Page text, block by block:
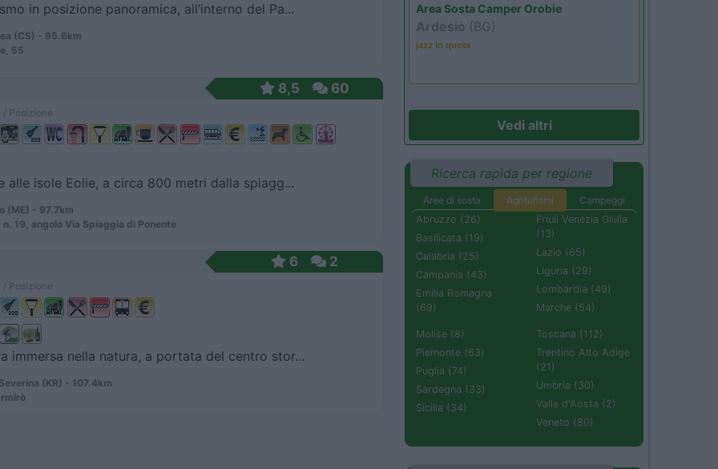
in posizione panoramica, all’interno del Pa...
(CS) - 95.6km
55
8,5 60
alle isole Eolie, a circa 800 metri dalla spiagg...
(ME) - 97.7km
n. 19, angolo Via Spiaggia di Ponente
6 2
immersa nella natura, a portata del centro stor...
(KR) - 107.4km
Area Sosta Camper Orobie
Ardesio (BG)
jazz in quota
Vedi altri
Ricerca rapida per regione
Aree di sosta Agriturismi
Campeggi
Abruzzo (26)
Basilicata (19)
Calabria (25)
Campania (43)
Emilia Romagna
(69)
Friuli Venezia Giulia
(13)
Lazio (65)
Liguria (29)
Lombardia (49)
Marche (54)
Molise (8)
Piemonte (63)
Puglia (74)
Sardegna (33)
Sicilia (34)
Toscana (112)
Trentino Alto Adige
(21)
Umbria (30)
Valle d'Aosta (2)
Veneto (80)